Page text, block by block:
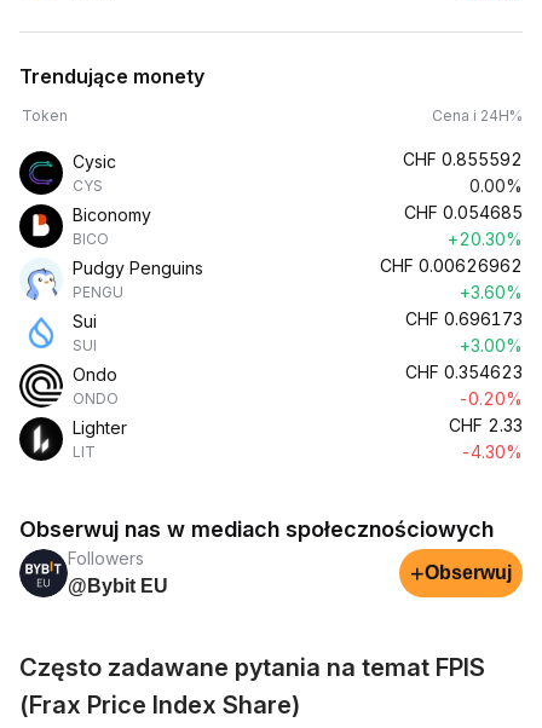
Trendujące monety
Token Cena i 24H%
Cysic
CYS
CHF 0.855592
0.00%
Biconomy
BICO
CHF 0.054685
+20.30%
Pudgy Penguins
PENGU
CHF 0.00626962
+3.60%
Sui
SUI
CHF 0.696173
+3.00%
Ondo
ONDO
CHF 0.354623
-0.20%
Lighter
LIT
CHF 2.33
-4.30%
Obserwuj nas w mediach społecznościowych
Followers
@Bybit EU
+Obserwuj
Często zadawane pytania na temat FPIS
(Frax Price Index Share)